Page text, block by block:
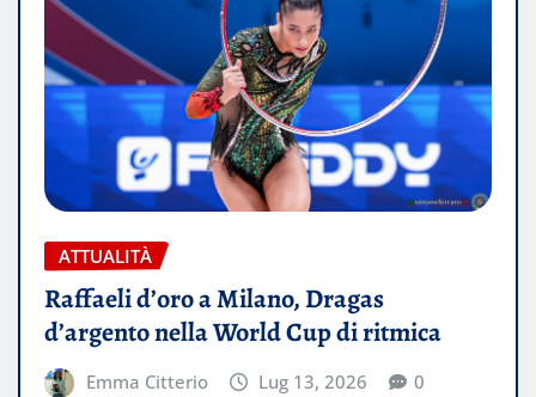
ATTUALITÀ
Raffaeli d’oro a Milano, Dragas
d’argento nella World Cup di ritmica
Emma Citterio Lug 13, 2026 0